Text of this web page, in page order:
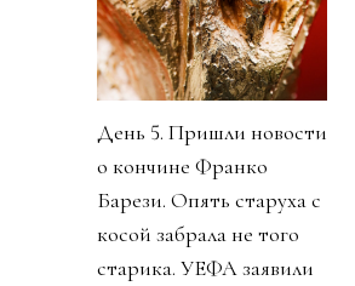
День 5. Пришли новости
о кончине Франко
Барези. Опять старуха с
косой забрала не того
старика. УЕФА заявили